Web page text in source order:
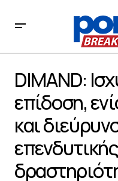
και διεύρυνση της
DIMAND:
επίδοση,
και
επενδυτικής